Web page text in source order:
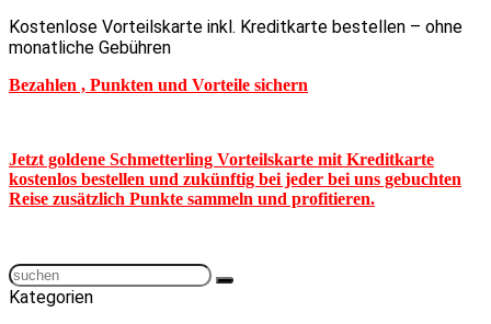
Kostenlose Vorteilskarte inkl. Kreditkarte bestellen – ohne
monatliche Gebühren
Bezahlen , Punkten und Vorteile sichern
Jetzt goldene Schmetterling Vorteilskarte mit Kreditkarte
kostenlos bestellen und zukünftig bei jeder bei uns gebuchten
Reise zusätzlich Punkte sammeln und profitieren.
Kategorien